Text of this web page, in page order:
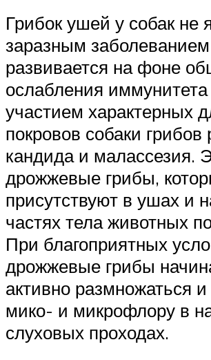
Грибок ушей у собак не
заразным
развивается на фоне
ослабления иммунитета
участием характерных
покровов собаки грибов
кандида и малассезия.
дрожжевые грибы,
присутствуют в ушах и
частях тела животных
При благоприятных
дрожжевые грибы
активно размножаться
мико- и микрофлору в
слуховых проходах.